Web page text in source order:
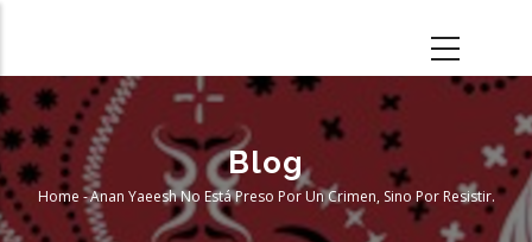
main
content
Blog
Breadcrumb
Home -Anan Yaeesh No Está Preso Por Un Crimen, Sino Por Resistir.